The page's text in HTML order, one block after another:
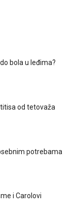
bola u leđima?
od tetovaža
potrebama
i Carolovi